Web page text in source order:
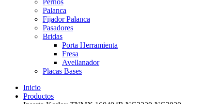
Pernos
Palanca
Fijador Palanca
Pasadores
Bridas
Porta Herramienta
Fresa
Avellanador
Placas Bases
Inicio
Productos